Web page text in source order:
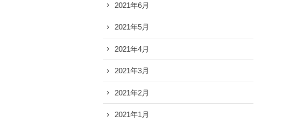
2021年6月
2021年5月
2021年4月
2021年3月
2021年2月
2021年1月